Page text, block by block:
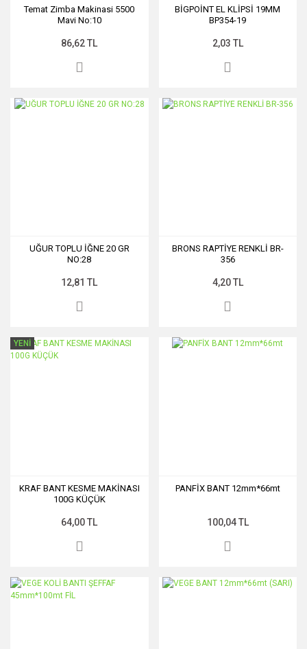
Temat Zimba Makinasi 5500
Mavi No:10
86,62 TL
BİGPOİNT EL KLİPSİ 19MM
BP354-19
2,03 TL
UĞUR TOPLU İĞNE 20 GR
NO:28
12,81 TL
BRONS RAPTİYE RENKLİ BR-
356
4,20 TL
YENİ
KRAF BANT KESME MAKİNASI
100G KÜÇÜK
64,00 TL
PANFİX BANT 12mm*66mt
100,04 TL